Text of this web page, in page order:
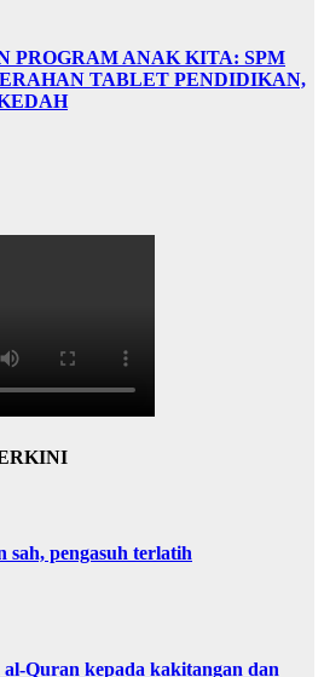
PROGRAM ANAK KITA: SPM
TABLET PENDIDIKAN,
sah, pengasuh terlatih
Quran kepada kakitangan dan